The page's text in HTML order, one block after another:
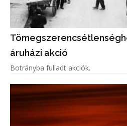
áruházi akció
Botrányba fulladt akciók.